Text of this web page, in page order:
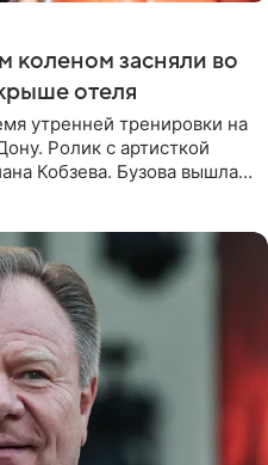
коленом засняли во
отеля
утренней тренировки на
Ролик с артисткой
Кобзева. Бузова вышла